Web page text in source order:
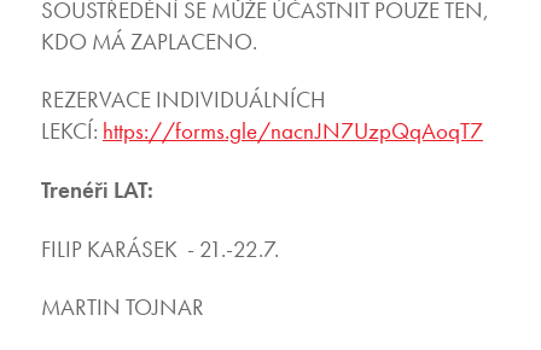
SOUSTŘEDĚNÍ SE MŮŽE ÚČASTNIT POUZE TEN,
KDO MÁ ZAPLACENO.
REZERVACE INDIVIDUÁLNÍCH
LEKCÍ: https://forms.gle/nacnJN7UzpQqAoqT7
Trenéři LAT:
FILIP KARÁSEK - 21.-22.7.
MARTIN TOJNAR